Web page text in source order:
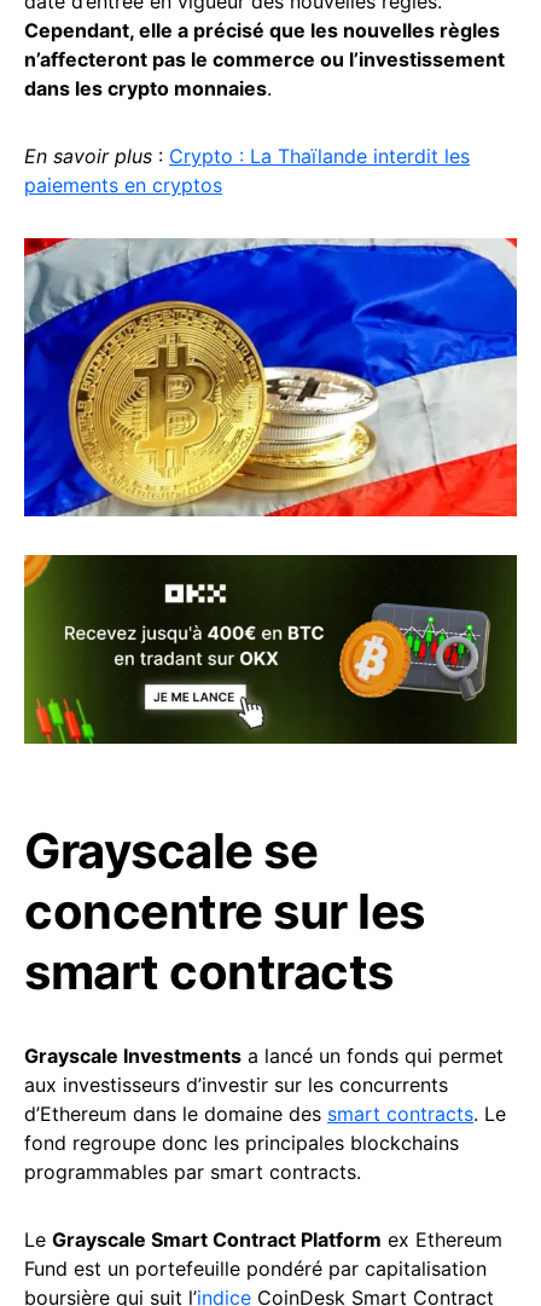
Cependant, elle a précisé que les nouvelles règles
n’affecteront pas le commerce ou l’investissement
dans les crypto monnaies.
En savoir plus : Crypto : La Thaïlande interdit les
paiements en cryptos
Grayscale se
concentre sur les
smart contracts
Grayscale Investments a lancé un fonds qui permet
aux investisseurs d’investir sur les concurrents
d’Ethereum dans le domaine des smart contracts. Le
fond regroupe donc les principales blockchains
programmables par smart contracts.
Le Grayscale Smart Contract Platform ex Ethereum
Fund est un portefeuille pondéré par capitalisation
boursière qui suit l’indice CoinDesk Smart Contract